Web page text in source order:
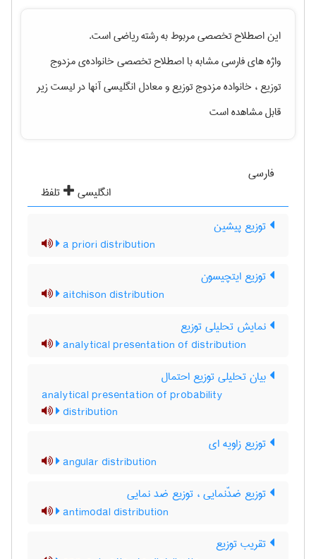
این اصطلاح تخصصی مربوط به رشتهرياضیاست.
واژه های فارسی مشابه با اصطلاح تخصصیخانواده‌ی مزدوج
توزیع ، خانواده مزدوج توزیعو معادل انگلیسی آنها در لیست زیر
قابل مشاهده است
فارسی
انگلیسی
تلفظ
توزیع پیشین
a priori distribution
توزیع ایتچیسون
aitchison distribution
نمایش تحلیلی توزیع
analytical presentation of distribution
بیان تحلیلی توزیع احتمال
analytical presentation of probability
distribution
توزیع زاویه ای
angular distribution
توزیع ضدّنمایی ، توزیع ضد نمایی
antimodal distribution
تقریب توزیع